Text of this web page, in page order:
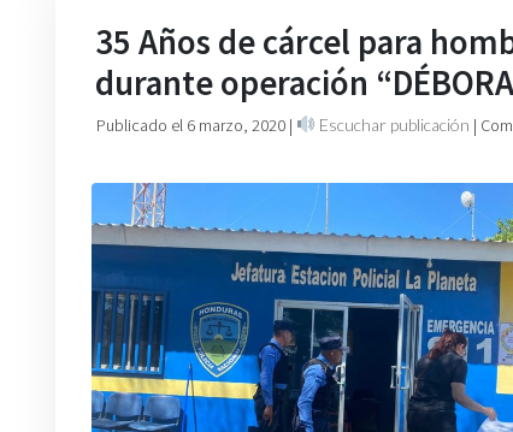
35 Años de cárcel para
durante operación
Publicado el 6 marzo, 2020 | Escuchar publicación |